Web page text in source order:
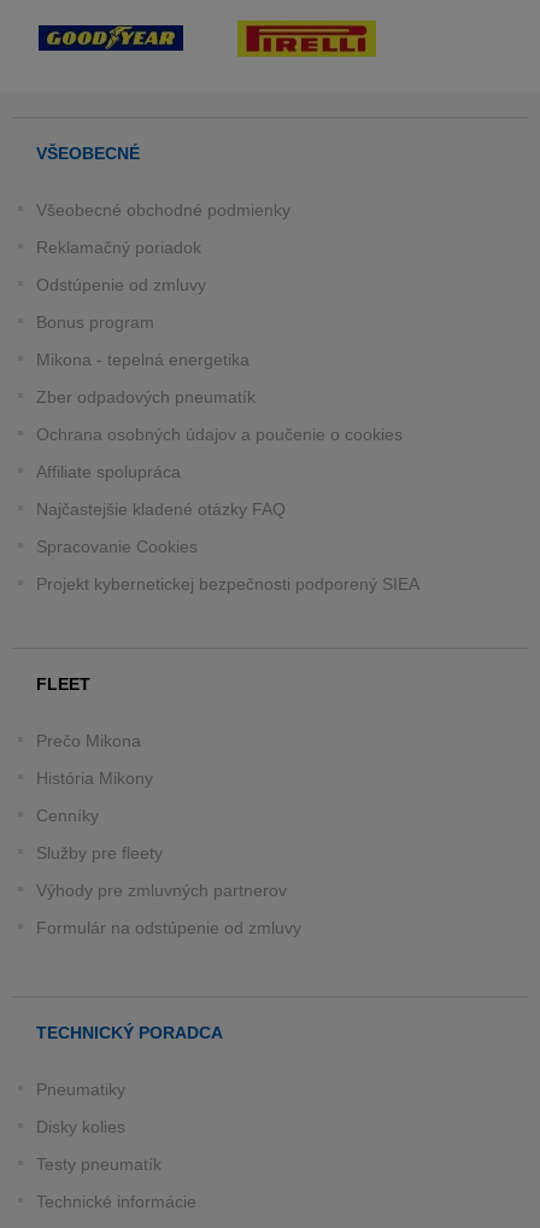
VŠEOBECNÉ
Všeobecné obchodné podmienky
Reklamačný poriadok
Odstúpenie od zmluvy
Bonus program
Mikona - tepelná energetika
Zber odpadových pneumatík
Ochrana osobných údajov a poučenie o cookies
Affiliate spolupráca
Najčastejšie kladené otázky FAQ
Spracovanie Cookies
Projekt kybernetickej bezpečnosti podporený SIEA
FLEET
Prečo Mikona
História Mikony
Cenníky
Služby pre fleety
Výhody pre zmluvných partnerov
Formulár na odstúpenie od zmluvy
TECHNICKÝ PORADCA
Pneumatiky
Disky kolies
Testy pneumatík
Technické informácie